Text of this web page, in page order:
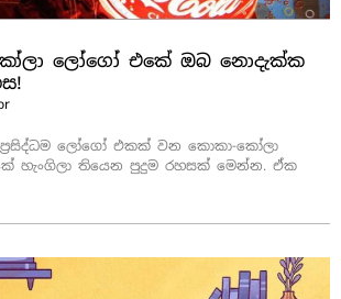
ලෝගෝ එකේ ඔබ නොදැක්ක
ලෝගෝ එකක් වන කොකා-කෝලා
හැංගිලා තියෙන පුදුම රහසක් මෙන්න. ඒක